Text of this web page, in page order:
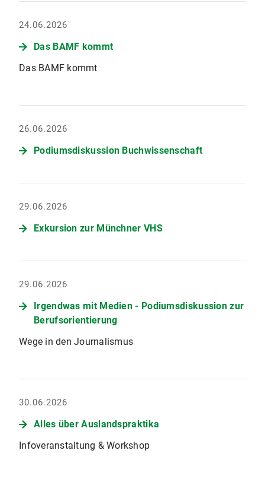
24.06.2026
Das BAMF kommt
Das BAMF kommt
26.06.2026
Podiumsdiskussion Buchwissenschaft
29.06.2026
Exkursion zur Münchner VHS
29.06.2026
Irgendwas mit Medien - Podiumsdiskussion zur
Berufsorientierung
Wege in den Journalismus
30.06.2026
Alles über Auslandspraktika
Infoveranstaltung & Workshop